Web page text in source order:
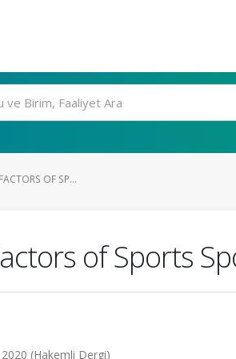
OF SP...
of Sports
(Hakemli Dergi)